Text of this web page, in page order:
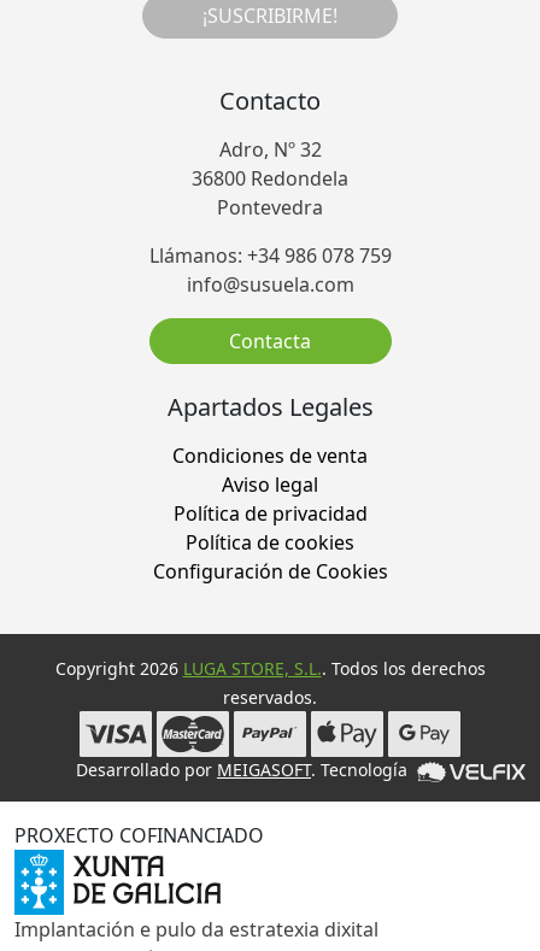
¡SUSCRIBIRME!
Contacto
Adro, Nº 32
36800 Redondela
Pontevedra
Llámanos: +34 986 078 759
info@susuela.com
Contacta
Apartados Legales
Condiciones de venta
Aviso legal
Política de privacidad
Política de cookies
Configuración de Cookies
Copyright 2026 LUGA STORE, S.L.. Todos los derechos
reservados.
Desarrollado por MEIGASOFT. Tecnología
PROXECTO COFINANCIADO
Implantación e pulo da estratexia dixital